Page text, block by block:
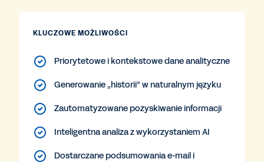
KLUCZOWE MOŻLIWOŚCI
Priorytetowe i kontekstowe dane analityczne
Generowanie „historii” w naturalnym języku
Zautomatyzowane pozyskiwanie informacji
Inteligentna analiza z wykorzystaniem AI
Dostarczane podsumowania e-mail i